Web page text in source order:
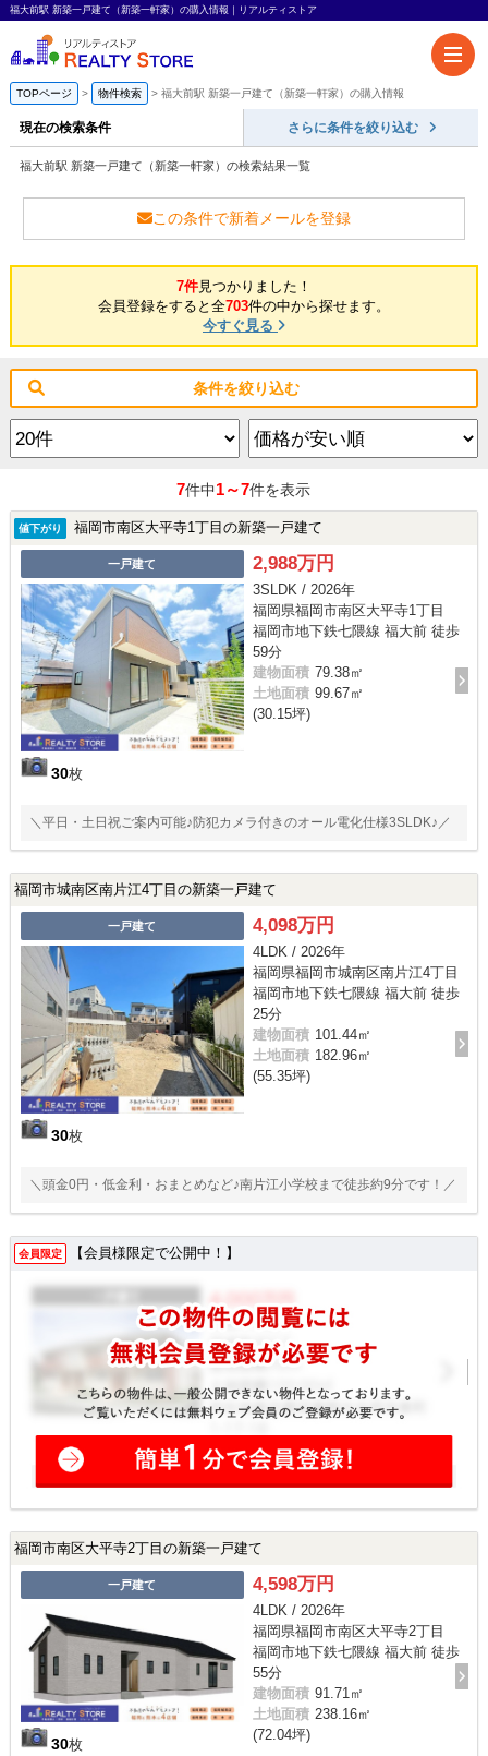
福大前駅 新築一戸建て（新築一軒家）の購入情報｜リアルティストア
TOPページ 物件検索 福大前駅 新築一戸建て（新築一軒家）の購入情報
現在の検索条件 さらに条件を絞り込む
福大前駅 新築一戸建て（新築一軒家）の検索結果一覧
この条件で新着メールを登録
7件見つかりました！
会員登録をすると全703件の中から探せます。
今すぐ見る
条件を絞り込む
7件中1～7件を表示
値下がり 福岡市南区大平寺1丁目の新築一戸建て
一戸建て
30枚
2,988万円
3SLDK / 2026年
福岡県福岡市南区大平寺1丁目
福岡市地下鉄七隈線 福大前 徒歩
59分
建物面積 79.38㎡
土地面積 99.67㎡
(30.15坪)
＼平日・土日祝ご案内可能♪防犯カメラ付きのオール電化仕様3SLDK♪／
福岡市城南区南片江4丁目の新築一戸建て
一戸建て
30枚
4,098万円
4LDK / 2026年
福岡県福岡市城南区南片江4丁目
福岡市地下鉄七隈線 福大前 徒歩
25分
建物面積 101.44㎡
土地面積 182.96㎡
(55.35坪)
＼頭金0円・低金利・おまとめなど♪南片江小学校まで徒歩約9分です！／
会員限定 【会員様限定で公開中！】
福岡市南区大平寺2丁目の新築一戸建て
一戸建て
30枚
4,598万円
4LDK / 2026年
福岡県福岡市南区大平寺2丁目
福岡市地下鉄七隈線 福大前 徒歩
55分
建物面積 91.71㎡
土地面積 238.16㎡
(72.04坪)